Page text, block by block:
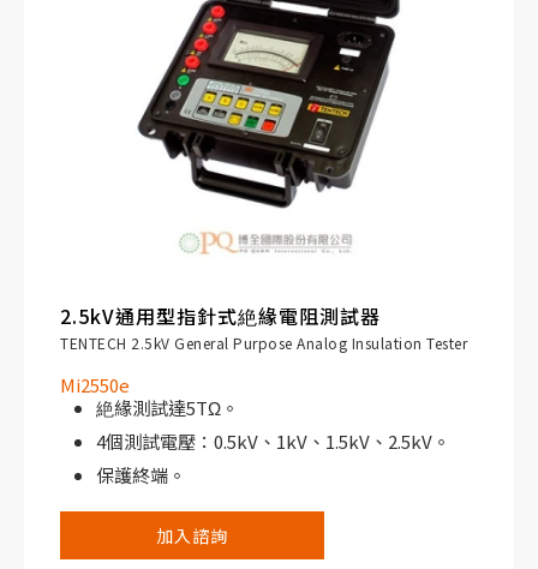
2.5kV通用型指針式絶緣電阻測試器
TENTECH 2.5kV General Purpose Analog Insulation Tester
Mi2550e
絶緣測試達5TΩ。
4個測試電壓：0.5kV、1kV、1.5kV、2.5kV。
保護終端。
可充電電池。
多重刻度，提供更高的精度。
加入諮詢